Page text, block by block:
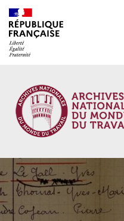
Cookies management panel